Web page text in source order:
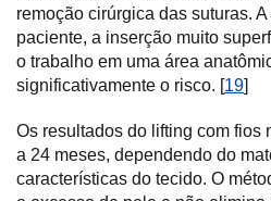
remoção cirúrgica das suturas.
paciente, a inserção muito
o trabalho em uma área
significativamente o risco. [19]
Os resultados do lifting com fios
a 24 meses, dependendo do
características do tecido. O